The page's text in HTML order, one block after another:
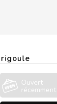
Ouvert
récemment